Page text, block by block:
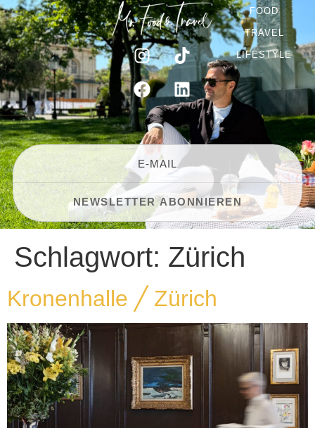
FOOD
TRAVEL
LIFESTYLE
Schlagwort: Zürich
Kronenhalle ╱ Zürich